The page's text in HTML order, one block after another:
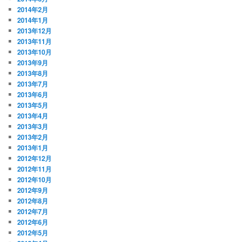
2014年2月
2014年1月
2013年12月
2013年11月
2013年10月
2013年9月
2013年8月
2013年7月
2013年6月
2013年5月
2013年4月
2013年3月
2013年2月
2013年1月
2012年12月
2012年11月
2012年10月
2012年9月
2012年8月
2012年7月
2012年6月
2012年5月